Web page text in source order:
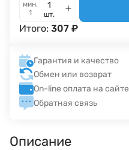
мин.
1
шт.
Итого: 307 ₽
Гарантия и качество
Обмен или возврат
On-line оплата на сайте
Обратная связь
Описание